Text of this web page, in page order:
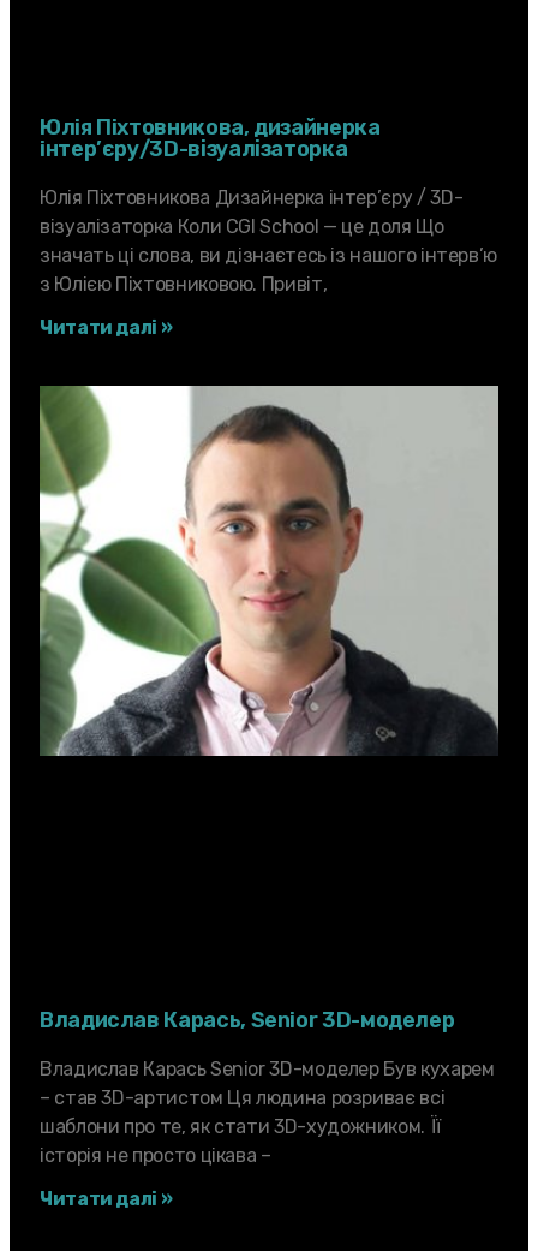
Юлiя Пiхтовникова, дизайнерка
iнтер’єру/3D-візуалізаторка
Юлія Піхтовникова Дизайнерка iнтер’єру / 3D-
візуалізаторка Коли CGI School — це доля Що
значать ці слова, ви дізнаєтесь із нашого інтерв’ю
з Юлією Піхтовниковою. Привіт,
Читати далі »
Владислав Карась, Senior 3D-моделер
Владислав Карась Senior 3D-моделер Був кухарем
– став 3D-артистом Ця людина розриває всі
шаблони про те, як стати 3D-художником. Її
історія не просто цікава –
Читати далі »